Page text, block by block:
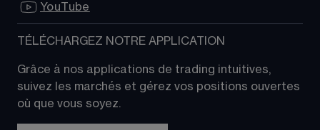
YouTube
TÉLÉCHARGEZ NOTRE APPLICATION
Grâce à nos applications de trading intuitives,
suivez les marchés et gérez vos positions ouvertes
où que vous soyez.